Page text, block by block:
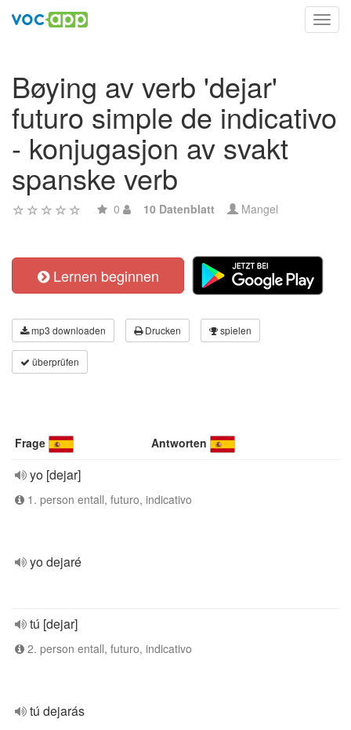
Bøying av verb 'dejar'
futuro simple de indicativo
- konjugasjon av svakt
spanske verb
0 10 Datenblatt Mangel
Lernen beginnen
mp3 downloaden Drucken spielen
überprüfen
Frage Antworten
yo [dejar]
1. person entall, futuro, indicativo
yo dejaré
tú [dejar]
2. person entall, futuro, indicativo
tú dejarás